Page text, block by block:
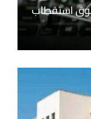
سوق استقطاب